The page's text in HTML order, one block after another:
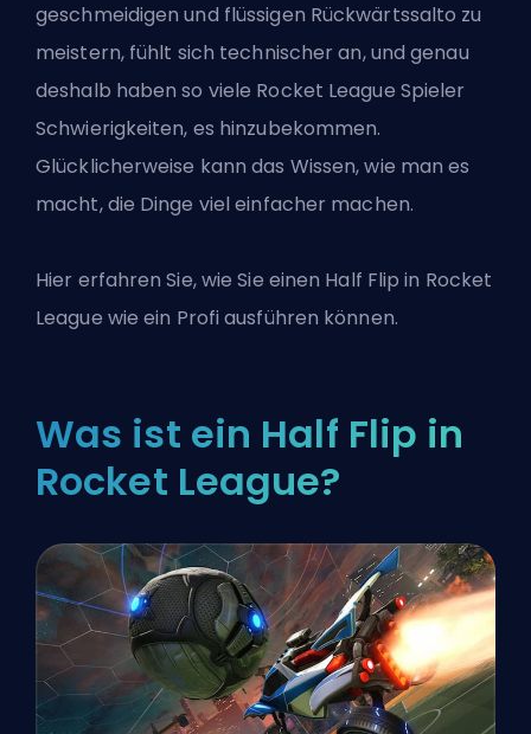
geschmeidigen und flüssigen Rückwärtssalto zu
meistern, fühlt sich technischer an, und genau
deshalb haben so viele Rocket League Spieler
Schwierigkeiten, es hinzubekommen.
Glücklicherweise kann das Wissen, wie man es
macht, die Dinge viel einfacher machen.
Hier erfahren Sie, wie Sie einen Half Flip in Rocket
League wie ein Profi ausführen können.
Was ist ein Half Flip in
Rocket League?